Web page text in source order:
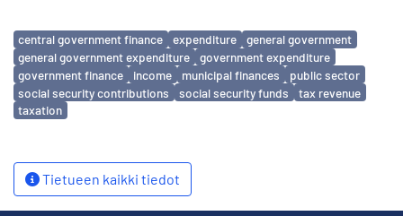
Avainsanat
central government finance expenditure
general government
general government expenditure
government expenditure
government finance
income municipal finances
public sector
social security contributions
social security funds
tax revenue
taxation
Tietueen kaikki tiedot